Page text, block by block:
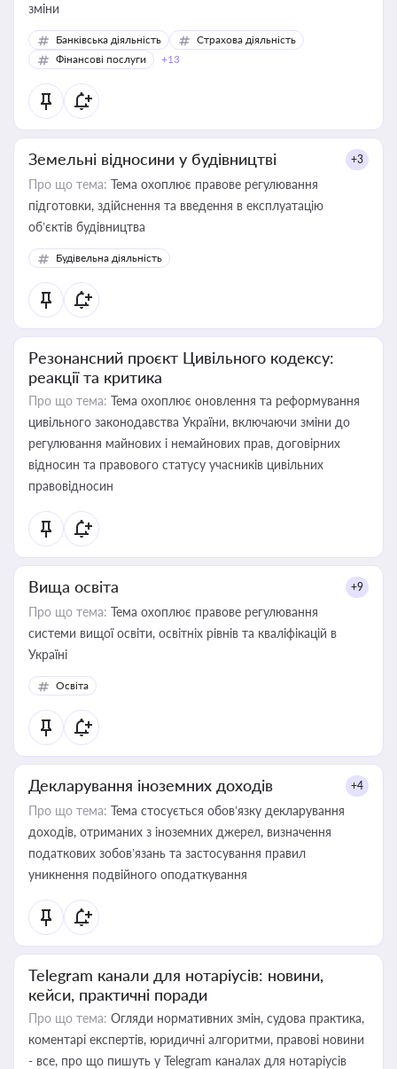
зміни
Банківська діяльність
Страхова діяльність
Фінансові послуги
+13
Земельні відносини у будівництві +3
Про що тема: Тема охоплює правове регулювання
підготовки, здійснення та введення в експлуатацію
об’єктів будівництва
Будівельна діяльність
Резонансний проєкт Цивільного кодексу:
реакції та критика
Про що тема: Тема охоплює оновлення та реформування
цивільного законодавства України, включаючи зміни до
регулювання майнових і немайнових прав, договірних
відносин та правового статусу учасників цивільних
правовідносин
Вища освіта +9
Про що тема: Тема охоплює правове регулювання
системи вищої освіти, освітніх рівнів та кваліфікацій в
Україні
Освіта
Декларування іноземних доходів +4
Про що тема: Тема стосується обов’язку декларування
доходів, отриманих з іноземних джерел, визначення
податкових зобов’язань та застосування правил
уникнення подвійного оподаткування
Telegram канали для нотаріусів: новини,
кейси, практичні поради
Про що тема: Огляди нормативних змін, судова практика,
коментарі експертів, юридичні алгоритми, правові новини
- все, про що пишуть у Telegram каналах для нотаріусів